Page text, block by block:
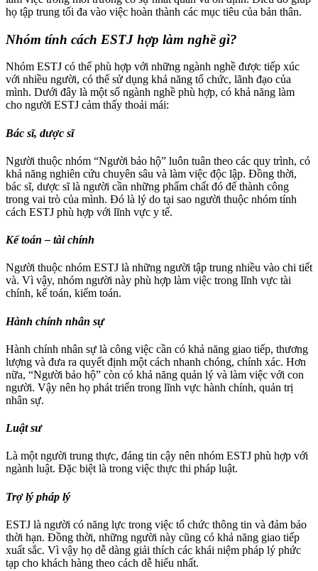
họ tập trung tối đa vào việc hoàn thành các mục tiêu của bản thân.
Nhóm tính cách ESTJ hợp làm nghề gì?
Nhóm ESTJ có thể phù hợp với những ngành nghề được tiếp xúc
với nhiều người, có thể sử dụng khả năng tổ chức, lãnh đạo của
mình. Dưới đây là một số ngành nghề phù hợp, có khả năng làm
cho người ESTJ cảm thấy thoải mái:
Bác sĩ, dược sĩ
Người thuộc nhóm “Người bảo hộ” luôn tuân theo các quy trình, có
khả năng nghiên cứu chuyên sâu và làm việc độc lập. Đồng thời,
bác sĩ, dược sĩ là người cần những phẩm chất đó để thành công
trong vai trò của mình. Đó là lý do tại sao người thuộc nhóm tính
cách ESTJ phù hợp với lĩnh vực y tế.
Kế toán – tài chính
Người thuộc nhóm ESTJ là những người tập trung nhiều vào chi tiết
và. Vì vậy, nhóm người này phù hợp làm việc trong lĩnh vực tài
chính, kế toán, kiểm toán.
Hành chính nhân sự
Hành chính nhân sự là công việc cần có khả năng giao tiếp, thương
lượng và đưa ra quyết định một cách nhanh chóng, chính xác. Hơn
nữa, “Người bảo hộ” còn có khả năng quản lý và làm việc với con
người. Vậy nên họ phát triển trong lĩnh vực hành chính, quản trị
nhân sự.
Luật sư
Là một người trung thực, đáng tin cậy nên nhóm ESTJ phù hợp với
ngành luật. Đặc biệt là trong việc thực thi pháp luật.
Trợ lý pháp lý
ESTJ là người có năng lực trong việc tổ chức thông tin và đảm bảo
thời hạn. Đồng thời, những người này cũng có khả năng giao tiếp
xuất sắc. Vì vậy họ dễ dàng giải thích các khái niệm pháp lý phức
tạp cho khách hàng theo cách dễ hiểu nhất.